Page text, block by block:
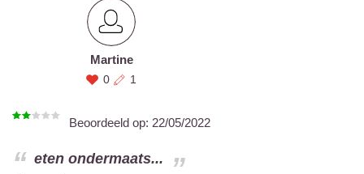
Martine
0 1
Beoordeeld op: 22/05/2022
eten ondermaats...